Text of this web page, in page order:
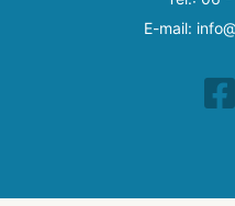
E-mail: